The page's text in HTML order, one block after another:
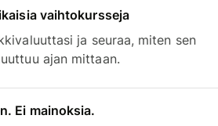
vaihtokursseja
ja seuraa, miten sen
ajan mittaan.
Ei mainoksia.